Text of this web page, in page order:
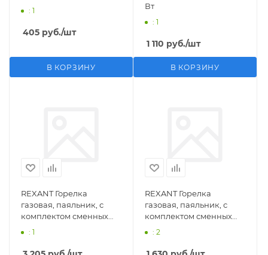
: 1
405 руб./шт
В КОРЗИНУ
Вт
: 1
1 110 руб./шт
В КОРЗИНУ
REXANT Горелка
газовая, паяльник, с
комплектом сменных
насадок, 11 предметов
: 1
REXANT Горелка
газовая, паяльник, с
комплектом сменных
насадок, 3 предмета
: 2